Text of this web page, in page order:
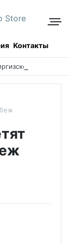
Контакты
море